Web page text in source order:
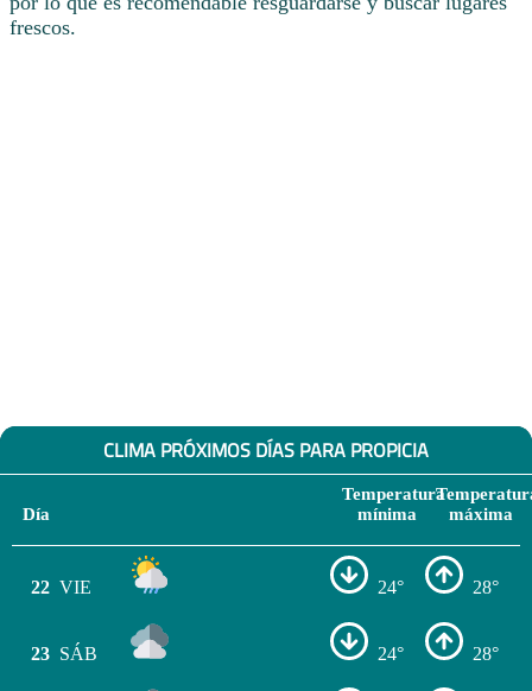
frescos.
CLIMA PRÓXIMOS DÍAS PARA PROPICIA
Día
Temperatura
mínima
máxima
22 VIE 24° 28°
23 SÁB 24° 28°